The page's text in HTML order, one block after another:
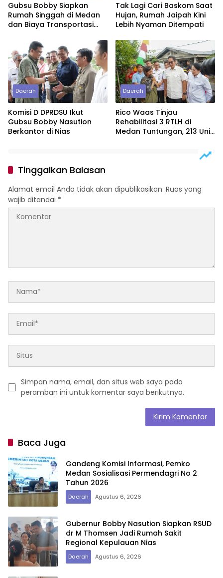
Gubsu Bobby Siapkan
Rumah Singgah di Medan
dan Biaya Transportasi
Penderita Suspek Leukemia
Asal Nias Barat
Tak Lagi Cari Baskom Saat
Hujan, Rumah Jaipah Kini
Lebih Nyaman Ditempati
Daerah
Komisi D DPRDSU Ikut
Gubsu Bobby Nasution
Berkantor di Nias
Daerah
Rico Waas Tinjau
Rehabilitasi 3 RTLH di
Medan Tuntungan, 213 Unit
Tinggalkan Balasan
Alamat email Anda tidak akan dipublikasikan. Ruas yang
wajib ditandai *
Simpan nama, email, dan situs web saya pada
peramban ini untuk komentar saya berikutnya.
Baca Juga
Gandeng Komisi Informasi, Pemko
Medan Sosialisasi Permendagri No 2
Tahun 2026
Daerah Agustus 6, 2026
Gubernur Bobby Nasution Siapkan RSUD
dr M Thomsen Jadi Rumah Sakit
Regional Kepulauan Nias
Daerah Agustus 6, 2026